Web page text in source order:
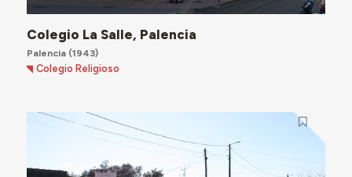
Colegio La Salle, Palencia
Palencia(1943)
Colegio Religioso